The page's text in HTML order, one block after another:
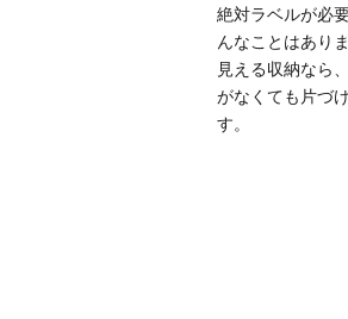
絶対ラベルが必
んなことはありま
見える収納なら
がなくても片づ
す。